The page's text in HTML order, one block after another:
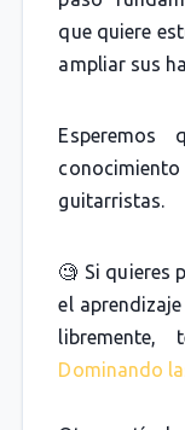
que quiere
ampliar sus
guitarristas.
🧐 Si quieres
el
libremente,
Dominando